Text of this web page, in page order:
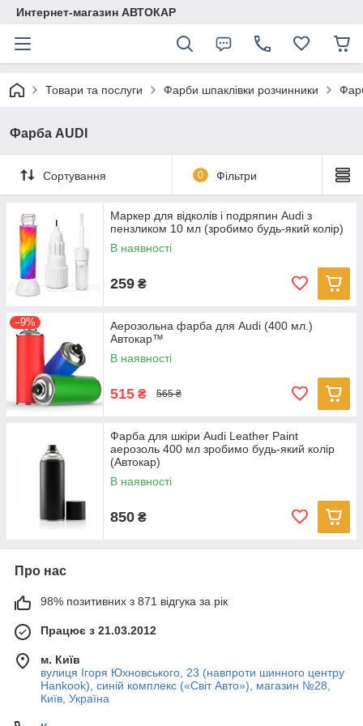
Интернет-магазин АВТОКАР
Товари та послуги Фарби шпаклівки розчинники
Фарба AUDI
Сортування 0 Фільтри
Маркер для відколів і подряпин Audi з
пензликом 10 мл (зробимо будь-який колір)
В наявності
259 ₴
–9%
Аерозольна фарба для Audi (400 мл.)
Автокар™
В наявності
515 ₴ 565 ₴
Фарба для шкіри Audi Leather Paint
аерозоль 400 мл зробимо будь-який колір
(Автокар)
В наявності
850 ₴
Про нас
98% позитивних з 871 відгука за рік
Працює з 21.03.2012
м. Київ
вулиця Ігоря Юхновського, 23 (навпроти шинного центру
Hankook), синій комплекс («Світ Авто»), магазин №28,
Київ, Україна